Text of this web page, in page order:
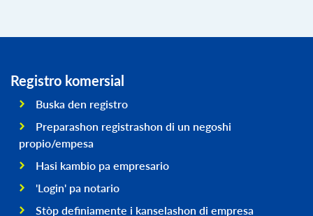
Registro komersial
Buska den registro
Preparashon registrashon di un negoshi
propio/empesa
Hasi kambio pa empresario
'Login' pa notario
Stòp definiamente i kanselashon di empresa